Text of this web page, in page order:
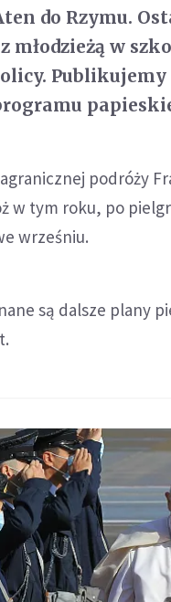
do Rzymu.
młodzieżą w
podróży
w tym roku, po
wrześniu.
są dalsze plany